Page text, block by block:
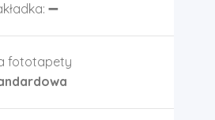
➖
fototapety